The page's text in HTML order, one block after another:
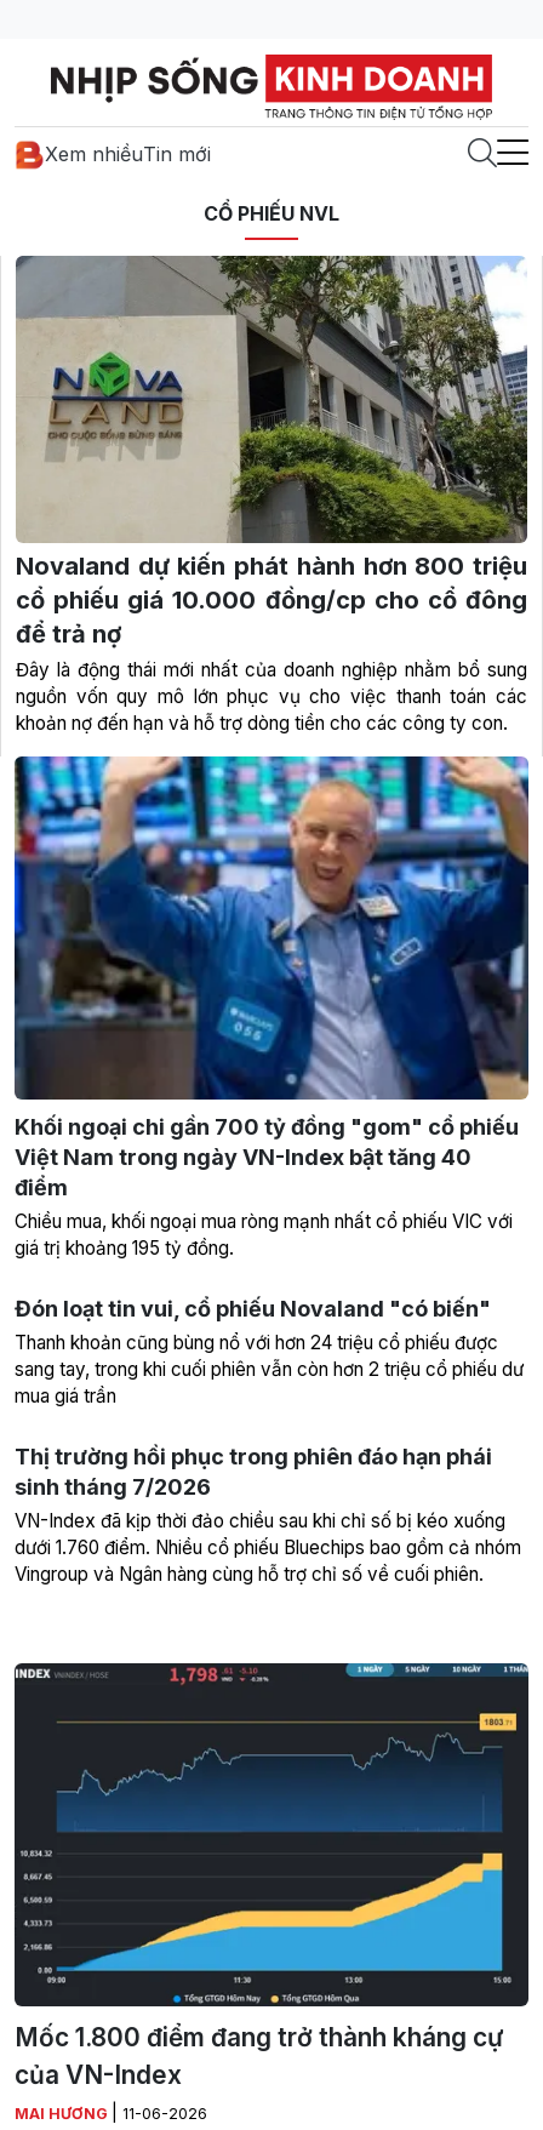
Xem nhiềuTin mới
CỔ PHIẾU NVL
Khối ngoại chi gần 700 tỷ đồng "gom" cổ phiếu
Việt Nam trong ngày VN-Index bật tăng 40
điểm
Chiều mua, khối ngoại mua ròng mạnh nhất cổ phiếu VIC với
giá trị khoảng 195 tỷ đồng.
Novaland dự kiến phát hành hơn 800 triệu
cổ phiếu giá 10.000 đồng/cp cho cổ đông
để trả nợ
Đây là động thái mới nhất của doanh nghiệp nhằm bổ sung
nguồn vốn quy mô lớn phục vụ cho việc thanh toán các
khoản nợ đến hạn và hỗ trợ dòng tiền cho các công ty con.
Đón loạt tin vui, cổ phiếu Novaland "có biến"
Thanh khoản cũng bùng nổ với hơn 24 triệu cổ phiếu được
sang tay, trong khi cuối phiên vẫn còn hơn 2 triệu cổ phiếu dư
mua giá trần
Thị trường hồi phục trong phiên đáo hạn phái
sinh tháng 7/2026
VN-Index đã kịp thời đảo chiều sau khi chỉ số bị kéo xuống
dưới 1.760 điểm. Nhiều cổ phiếu Bluechips bao gồm cả nhóm
Vingroup và Ngân hàng cùng hỗ trợ chỉ số về cuối phiên.
Mốc 1.800 điểm đang trở thành kháng cự
của VN-Index
MAI HƯƠNG 11-06-2026